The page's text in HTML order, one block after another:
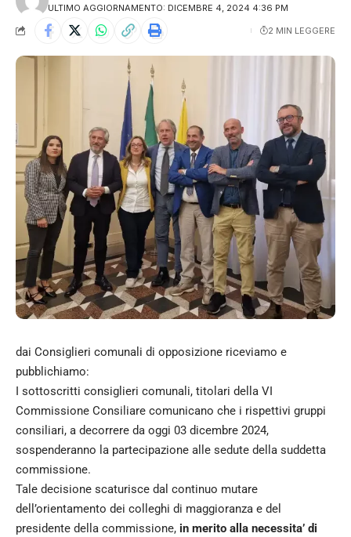
ULTIMO AGGIORNAMENTO: DICEMBRE 4, 2024 4:36 PM
2 MIN LEGGERE
dai Consiglieri comunali di opposizione riceviamo e
pubblichiamo:
I sottoscritti consiglieri comunali, titolari della VI
Commissione Consiliare comunicano che i rispettivi gruppi
consiliari, a decorrere da oggi 03 dicembre 2024,
sospenderanno la partecipazione alle sedute della suddetta
commissione.
Tale decisione scaturisce dal continuo mutare
dell’orientamento dei colleghi di maggioranza e del
presidente della commissione, in merito alla necessita’ di